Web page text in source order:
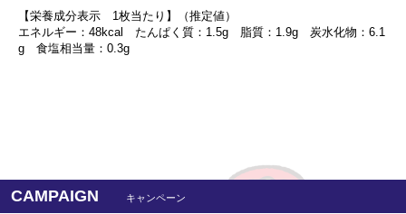
【栄養成分表示 1枚当たり】（推定値）
エネルギー：48kcal たんぱく質：1.5g 脂質：1.9g 炭水化物：6.1
g 食塩相当量：0.3g
CAMPAIGN キャンペーン